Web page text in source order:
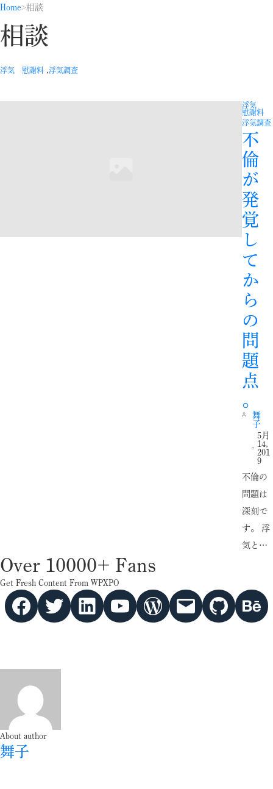
Home 相談
相談
浮気 慰謝料 ,浮気調査
浮気
慰謝料
浮気調査
不
倫
が
発
覚
し
て
か
ら
の
問
題
点
。
舞
子
5月
14,
201
9
不倫の
問題は
深刻で
す。 浮
気と…
Over 10000+ Fans
Get Fresh Content From WPXPO
Facebook Twitter hello vaa YouTube WordPress Mail GitHub Behance
About author
舞子